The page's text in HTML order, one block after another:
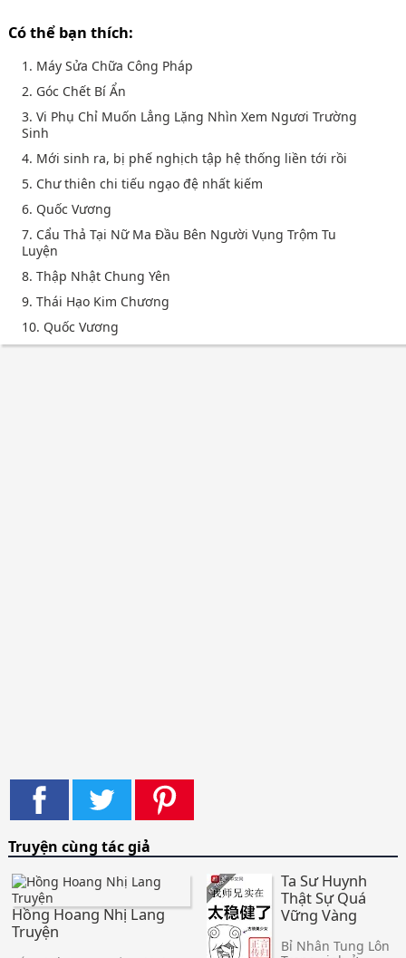
Có thể bạn thích:
1. Máy Sửa Chữa Công Pháp
2. Góc Chết Bí Ẩn
3. Vi Phụ Chỉ Muốn Lẳng Lặng Nhìn Xem Ngươi Trường
Sinh
4. Mới sinh ra, bị phế nghịch tập hệ thống liền tới rồi
5. Chư thiên chi tiếu ngạo đệ nhất kiếm
6. Quốc Vương
7. Cẩu Thả Tại Nữ Ma Đầu Bên Người Vụng Trộm Tu
Luyện
8. Thập Nhật Chung Yên
9. Thái Hạo Kim Chương
10. Quốc Vương
Truyện cùng tác giả
Hồng Hoang Nhị Lang
Truyện
Ta Sư Huynh
Thật Sự Quá
Vững Vàng
Bỉ Nhân Tung Lôn